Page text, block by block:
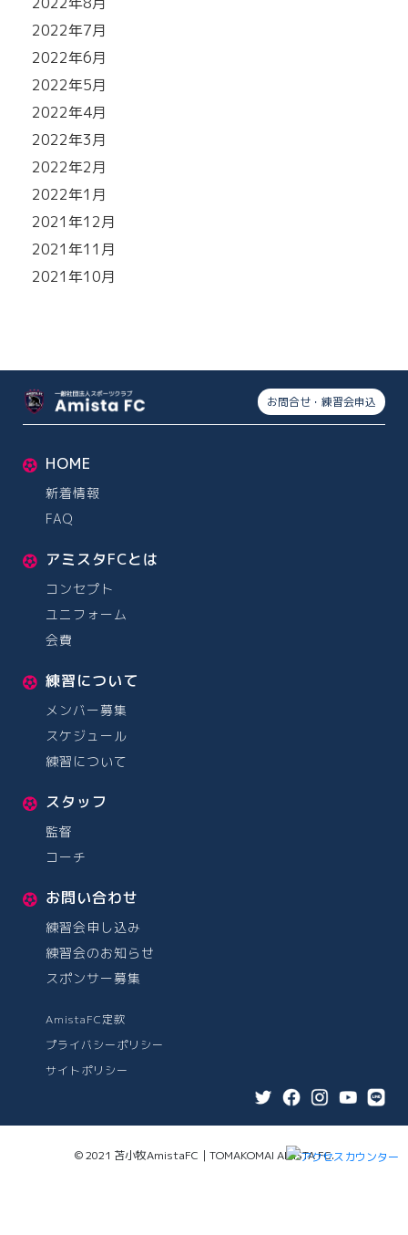
2022年7月
2022年6月
2022年5月
2022年4月
2022年3月
2022年2月
2022年1月
2021年12月
2021年11月
2021年10月
お問合せ・練習会申込
HOME
新着情報
FAQ
アミスタFCとは
コンセプト
ユニフォーム
会費
練習について
メンバー募集
スケジュール
練習について
スタッフ
監督
コーチ
お問い合わせ
練習会申し込み
練習会のお知らせ
スポンサー募集
AmistaFC定款
プライバシーポリシー
サイトポリシー
© 2021 苫小牧AmistaFC｜TOMAKOMAI AMISTA FC.